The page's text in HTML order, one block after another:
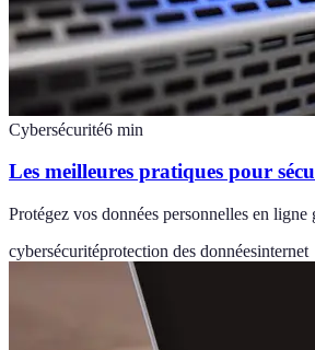
Cybersécurité6 min
Les meilleures pratiques pour
Protégez vos données personnelles en
cybersécuritéprotection des donnéesinternet